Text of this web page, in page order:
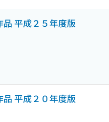
平成２５年度版
平成２０年度版